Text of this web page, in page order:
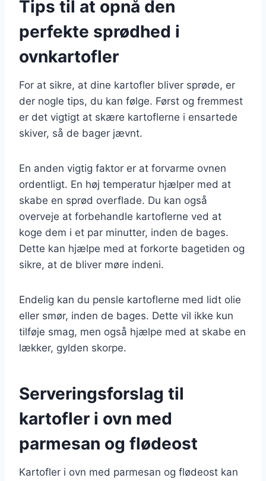
Tips til at opnå den
perfekte sprødhed i
ovnkartofler
For at sikre, at dine kartofler bliver sprøde, er
der nogle tips, du kan følge. Først og fremmest
er det vigtigt at skære kartoflerne i ensartede
skiver, så de bager jævnt.
En anden vigtig faktor er at forvarme ovnen
ordentligt. En høj temperatur hjælper med at
skabe en sprød overflade. Du kan også
overveje at forbehandle kartoflerne ved at
koge dem i et par minutter, inden de bages.
Dette kan hjælpe med at forkorte bagetiden og
sikre, at de bliver møre indeni.
Endelig kan du pensle kartoflerne med lidt olie
eller smør, inden de bages. Dette vil ikke kun
tilføje smag, men også hjælpe med at skabe en
lækker, gylden skorpe.
Serveringsforslag til
kartofler i ovn med
parmesan og flødeost
Kartofler i ovn med parmesan og flødeost kan